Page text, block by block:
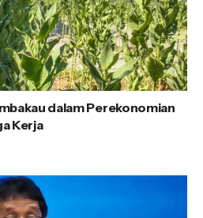
dalam Perekonomian
Kerja